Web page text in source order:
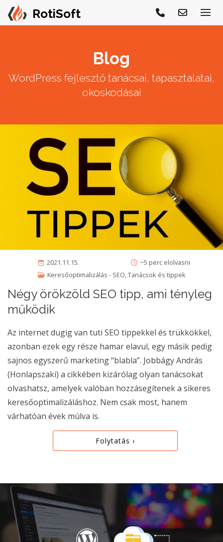
Blog
WordPress fejlesztő tanácsai, tapasztalatai,
okoskodásai
2021.11.15.
~5 perc elolvasni
Keresőoptimalizálás - SEO,Tanácsok és tippek
Négy örökzöld SEO tipp, ami tényleg
működik
Az internet dugig van tuti SEO tippekkel és trükkökkel,
azonban ezek egy része hamar elavul, egy másik pedig
sajnos egyszerű marketing “blabla”. Jobbágy András
(Honlapszaki) a cikkében kizárólag olyan tanácsokat
olvashatsz, amelyek valóban hozzásegítenek a sikeres
keresőoptimalizáláshoz. Nem csak most, hanem
várhatóan évek múlva is.
Folytatás ›